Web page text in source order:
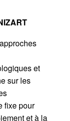
et
sur les
fixe pour
et à la